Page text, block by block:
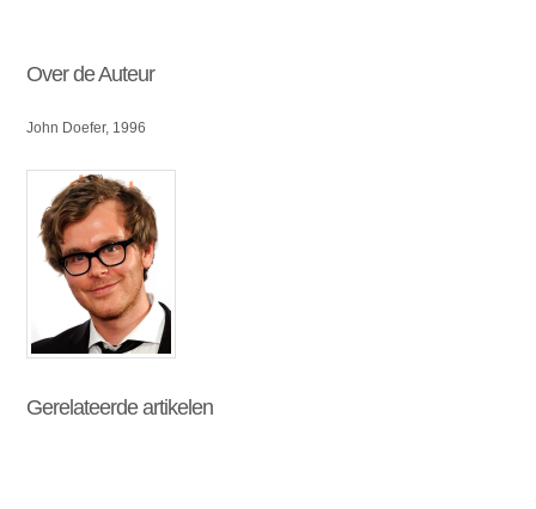
Over de Auteur
John Doefer, 1996
Gerelateerde artikelen